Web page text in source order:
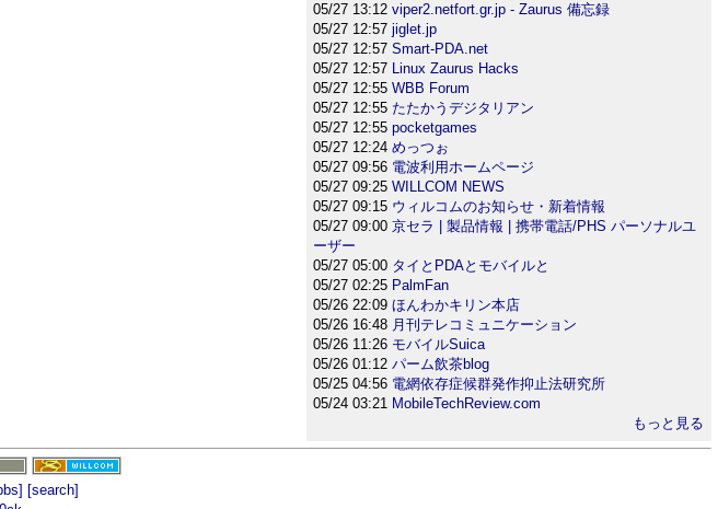
05/27 13:12viper2.netfort.gr.jp - Zaurus 備忘録
05/27 12:57jiglet.jp
05/27 12:57Smart-PDA.net
05/27 12:57 Linux Zaurus Hacks
05/27 12:55WBB Forum
05/27 12:55 たたかうデジタリアン
05/27 12:55pocketgames
05/27 12:24めっつぉ
05/27 09:56 電波利用ホームページ
05/27 09:25WILLCOM NEWS
05/27 09:15 ウィルコムのお知らせ・新着情報
05/27 09:00京セラ | 製品情報 | 携帯電話/PHS パーソナルユ
ーザー
05/27 05:00 タイとPDAとモバイルと
05/27 02:25 PalmFan
05/26 22:09ほんわかキリン本店
05/26 16:48 月刊テレコミュニケーション
05/26 11:26 モバイルSuica
05/26 01:12パーム飲茶blog
05/25 04:56 電網依存症候群発作抑止法研究所
05/24 03:21 MobileTechReview.com
もっと見る
[search]